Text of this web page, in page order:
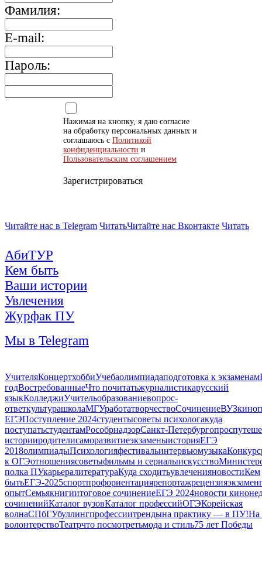
Фамилия:
E-mail:
Пароль:
Нажимая на кнопку, я даю согласие
на обработку персональных данных и
соглашаюсь с Политикой
конфиденциальности и
Пользовательским соглашением
Зарегистрироваться
Читайте нас в Telegram ЧитатьЧитайте нас Вконтакте Читать
АбиТУР
Кем быть
Ваши истории
Увлечения
Журфак ПУ
Мы в Telegram
УчителяКонцертхоббиУчебаолимпиадаподготовка к экзаменам
годВостребованныеЧто почитатьжурналистикарусский
языкКолледжиУчительобразованиевопрос-
ответкультурашколаМГУработатворчествоСочинениеВУЗкино
ЕГЭПоступление 2024студентысоветы психологакуда
поступатьстудентамРособрнадзорСанкт-Петербургопрос
историиродителисаморазвитиеэкзаменыисторияЕГЭ
2018олимпиадыПсихологияфестивальинтервьюмузыкаКонкурс
к ОГЭотношениясоветыфильмы и сериалыискусство
полка ПУкарьералитератураКуда сходитьувлеченияновостиКем
бытьЕГЭ-2025спортпрофориентациярепортажрецензияэкзамен
опытСемьякнигиитоговое сочинениеЕГЭ 2024новости
сочиненийКаталог вузовКаталог профессийОГЭКорейская
волнаСПбГУбуллингпрофессиитрендына практику — в ПУ!На
волонтерствоТеатрчто посмотретьмода и стиль75 лет Победы